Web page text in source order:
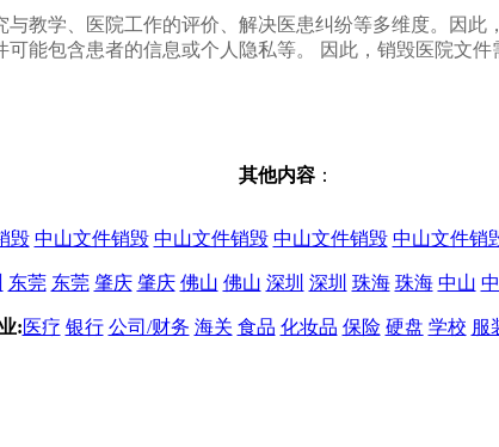
教学、医院工作的评价、解决医患纠纷等多维度。因
能包含患者的信息或个人隐私等。 因此，销毁医院文件
其他内容 ：
毁 中山文件销毁 中山文件销毁 中山文件销毁 中山文件销
东莞 东莞 肇庆 肇庆 佛山 佛山 深圳 深圳 珠海 珠海 中山
:医疗 银行 公司/财务 海关 食品 化妆品 保险 硬盘 学校 服